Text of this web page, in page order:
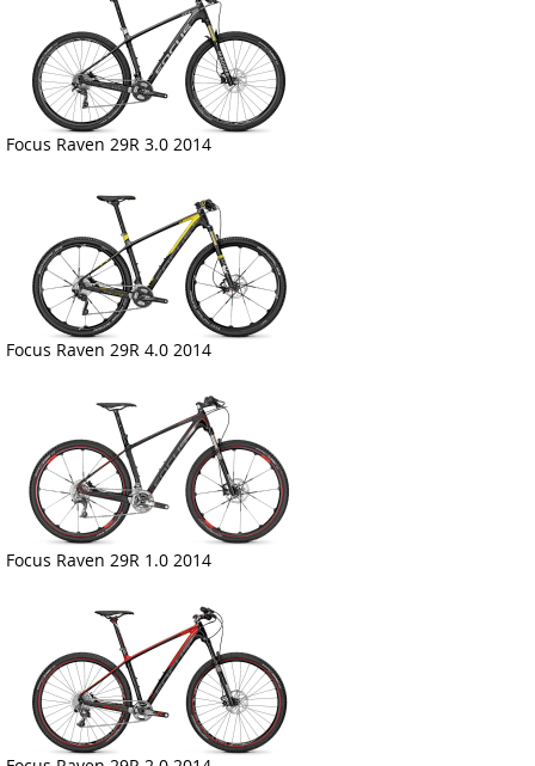
Focus Raven 29R 3.0 2014
Focus Raven 29R 4.0 2014
Focus Raven 29R 1.0 2014